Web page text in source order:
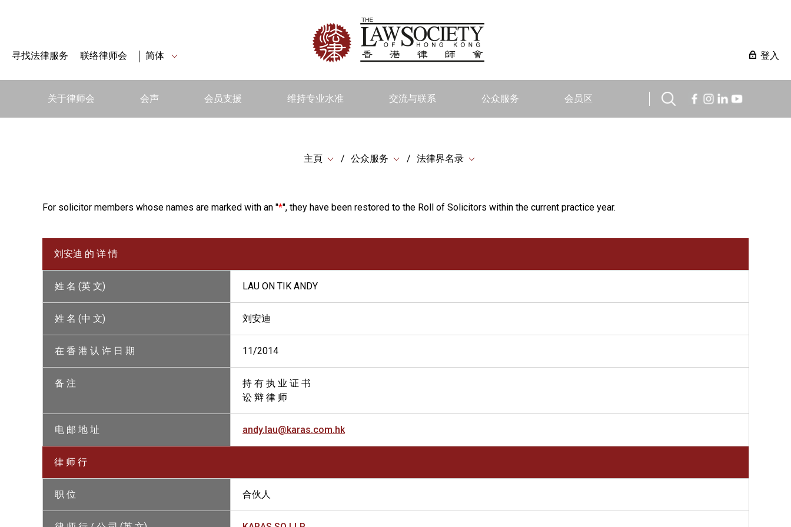
寻找法律服务 联络律师会 简体 登入
关于律师会 会声 会员支援 维持专业水准 交流与联系 公众服务 会员区
主頁 公众服务 法律界名录
For solicitor members whose names are marked with an "*", they have been restored to the Roll of Solicitors within the current practice year.
刘安迪 的 详 情
姓 名 (英 文) LAU ON TIK ANDY
姓 名 (中 文) 刘安迪
在 香 港 认 许 日 期 11/2014
备 注
持 有 执 业 证 书
讼 辩 律 师
电 邮 地 址 andy.lau@karas.com.hk
律 师 行
职 位 合伙人